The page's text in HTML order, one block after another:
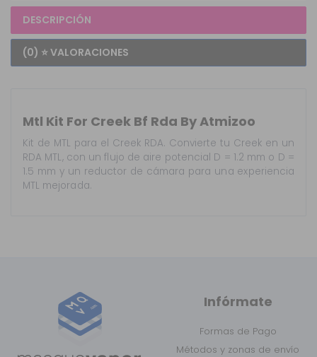
DESCRIPCIÓN
(0) ⭐ VALORACIONES
Mtl Kit For Creek Bf Rda By Atmizoo
Kit de MTL para el Creek RDA. Convierte tu Creek en un
RDA MTL, con un flujo de aire potencial D = 1.2 mm o D =
1.5 mm y un reductor de cámara para una experiencia
MTL mejorada.
Infórmate
Formas de Pago
Métodos y zonas de envío